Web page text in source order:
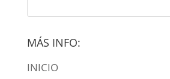
MÁS INFO:
INICIO